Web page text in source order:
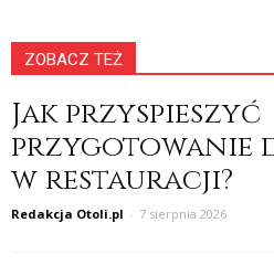
ZOBACZ TEŻ
Jak przyspieszyć
przygotowanie
w restauracji?
Redakcja Otoli.pl - 7 sierpnia 2026